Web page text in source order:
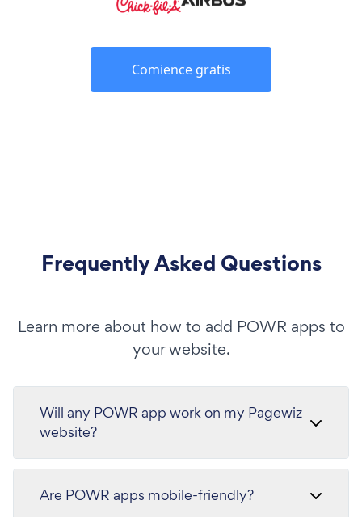
Comience gratis
Frequently Asked Questions
Learn more about how to add POWR apps to
your website.
Will any POWR app work on my Pagewiz
website?
Are POWR apps mobile-friendly?